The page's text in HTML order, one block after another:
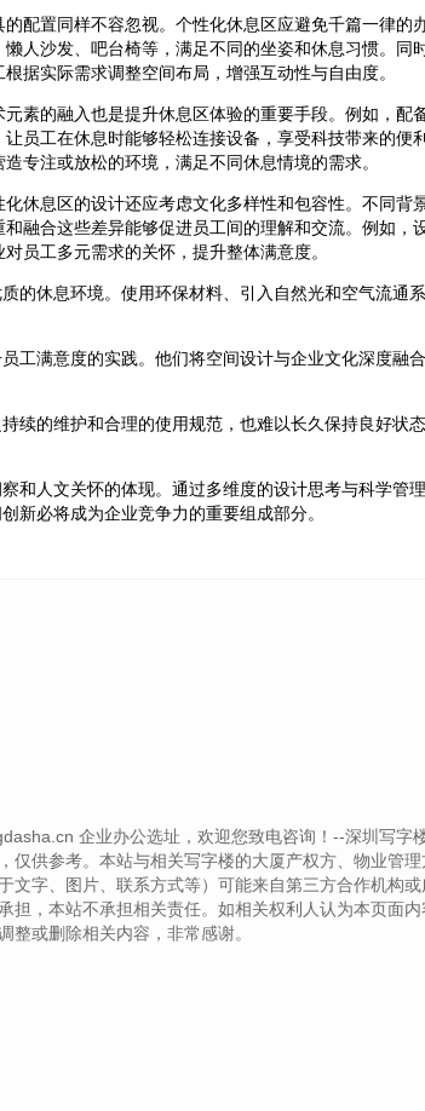
的配置同样不容忽视。个性化休息区应避免千篇一律的
懒人沙发、吧台椅等，满足不同的坐姿和休息习惯。同
根据实际需求调整空间布局，增强互动性与自由度。
元素的融入也是提升休息区体验的重要手段。例如，配
让员工在休息时能够轻松连接设备，享受科技带来的便
造专注或放松的环境，满足不同休息情境的需求。
化休息区的设计还应考虑文化多样性和包容性。不同背
和融合这些差异能够促进员工间的理解和交流。例如，
对员工多元需求的关怀，提升整体满意度。
休息环境。使用环保材料、引入自然光和空气流通
工满意度的实践。他们将空间设计与企业文化深度融
续的维护和合理的使用规范，也难以长久保持良好状
和人文关怀的体现。通过多维度的设计思考与科学管
新必将成为企业竞争力的重要组成部分。
企业办公选址，欢迎您致电咨询！--深圳写字
供参考。本站与相关写字楼的大厦产权方、物业管
字、图片、联系方式等）可能来自第三方合作机构
，本站不承担相关责任。如相关权利人认为本页面
整或删除相关内容，非常感谢。